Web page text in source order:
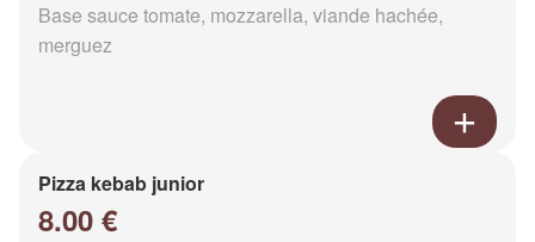
Base sauce tomate, mozzarella, viande hachée,
merguez
Pizza kebab junior
8.00 €